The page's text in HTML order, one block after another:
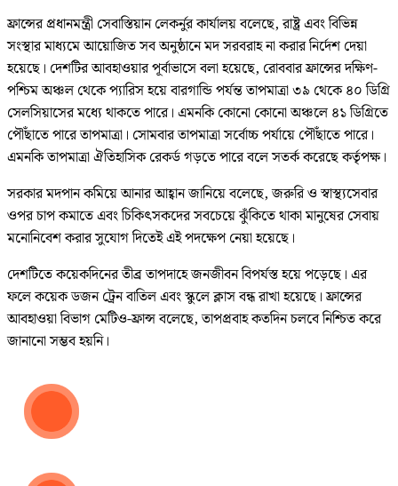
ফ্রান্সের প্রধানমন্ত্রী সেবাস্তিয়ান লেকর্নুর কার্যালয় বলেছে, রাষ্ট্র এবং বিভিন্ন
সংস্থার মাধ্যমে আয়োজিত সব অনুষ্ঠানে মদ সরবরাহ না করার নির্দেশ দেয়া
হয়েছে। দেশটির আবহাওয়ার পূর্বাভাসে বলা হয়েছে, রোববার ফ্রান্সের দক্ষিণ-
পশ্চিম অঞ্চল থেকে প্যারিস হয়ে বারগান্ডি পর্যন্ত তাপমাত্রা ৩৯ থেকে ৪০ ডিগ্রি
সেলসিয়াসের মধ্যে থাকতে পারে। এমনকি কোনো কোনো অঞ্চলে ৪১ ডিগ্রিতে
পৌঁছাতে পারে তাপমাত্রা। সোমবার তাপমাত্রা সর্বোচ্চ পর্যায়ে পৌঁছাতে পারে।
এমনকি তাপমাত্রা ঐতিহাসিক রেকর্ড গড়তে পারে বলে সতর্ক করেছে কর্তৃপক্ষ।
সরকার মদপান কমিয়ে আনার আহ্বান জানিয়ে বলেছে, জরুরি ও স্বাস্থ্যসেবার
ওপর চাপ কমাতে এবং চিকিৎসকদের সবচেয়ে ঝুঁকিতে থাকা মানুষের সেবায়
মনোনিবেশ করার সুযোগ দিতেই এই পদক্ষেপ নেয়া হয়েছে।
দেশটিতে কয়েকদিনের তীব্র তাপদাহে জনজীবন বিপর্যস্ত হয়ে পড়েছে। এর
ফলে কয়েক ডজন ট্রেন বাতিল এবং স্কুলে ক্লাস বন্ধ রাখা হয়েছে। ফ্রান্সের
আবহাওয়া বিভাগ মেটিও-ফ্রান্স বলেছে, তাপপ্রবাহ কতদিন চলবে নিশ্চিত করে
জানানো সম্ভব হয়নি।